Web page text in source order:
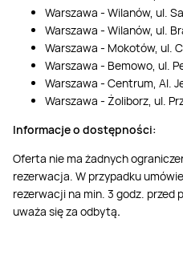
Warszawa - Wilanów, ul.
Warszawa - Wilanów, ul.
Warszawa - Mokotów, ul.
Warszawa - Bemowo, ul.
Warszawa - Centrum, Al.
Warszawa - Żoliborz, ul.
Informacje o dostępności:
Oferta nie ma żadnych
rezerwacja. W przypadku
rezerwacji na min. 3 godz.
uważa się za odbytą.